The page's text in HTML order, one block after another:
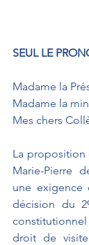
SEUL LE
Madame la
Madame la
Mes chers
La
Marie-Pierre
une exigence
décision du
droit de